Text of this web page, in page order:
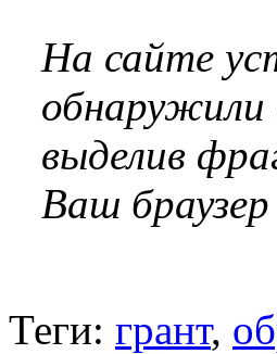
На сайте
выделив
Ваш
Теги: грант,